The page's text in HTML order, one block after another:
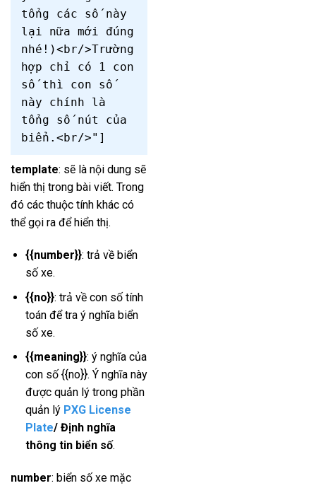
tổng các số này
lại nữa mới đúng
nhé!)<br/>Trường
hợp chỉ có 1 con
số thì con số
này chính là
tổng số nút của
biển.<br/>"]
template: sẽ là nội dung sẽ
hiển thị trong bài viết. Trong
đó các thuộc tính khác có
thể gọi ra để hiển thị.
{{number}}: trả về biển
số xe.
{{no}}: trả về con số tính
toán để tra ý nghĩa biển
số xe.
{{meaning}}: ý nghĩa của
con số {{no}}. Ý nghĩa này
được quản lý trong phần
quản lý PXG License
Plate/ Định nghĩa
thông tin biển số.
number: biển số xe mặc